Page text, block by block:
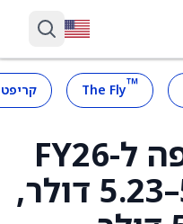
™
The Fly
W.P. Carey צופה ל-FY26
AFFO של 5.13–5.23 דולר,